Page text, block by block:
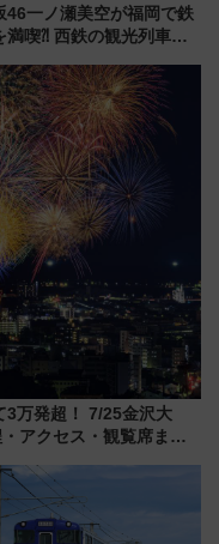
46一ノ瀬美空が福岡で鉄
満喫⁈ 西鉄の観光列車
」で巡る福岡･太宰
の旅！YouTubeが公開
3万発超！ 7/25金沢大
アクセス・観覧席まと